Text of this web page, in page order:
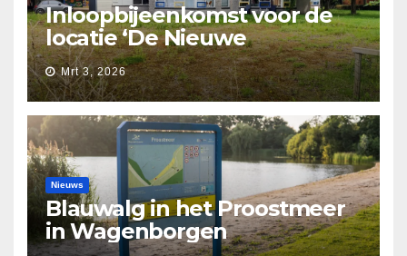
Inloopbijeenkomst voor de
locatie ‘De Nieuwe
Waarborg’
Mrt 3, 2026
Nieuws
Blauwalg in het Proostmeer
in Wagenborgen